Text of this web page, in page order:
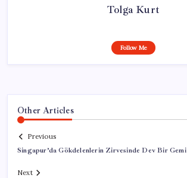
Tolga Kurt
Follow Me
Other Articles
Previous
Singapur’da Gökdelenlerin Zirvesinde Dev Bir Gemi
Next